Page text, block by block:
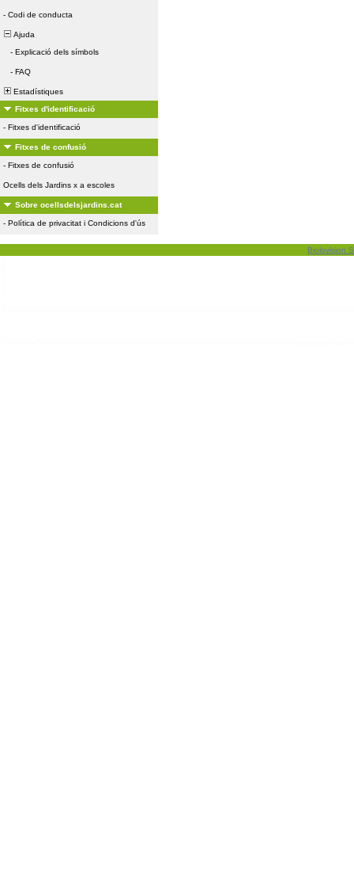
- Codi de conducta
Ajuda
- Explicació dels símbols
- FAQ
Estadístiques
Fitxes d'identificació
- Fitxes d'identificació
Fitxes de confusió
- Fitxes de confusió
Ocells dels Jardins x a escoles
Sobre ocellsdelsjardins.cat
- Política de privacitat i Condicions d'ús
Biolovision